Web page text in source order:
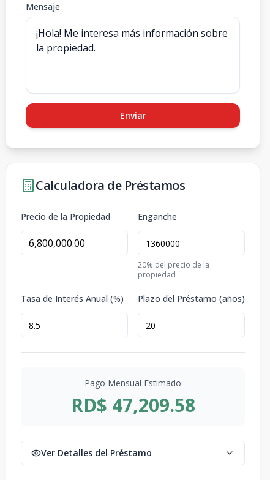
Mensaje
Enviar
Calculadora de Préstamos
Precio de la Propiedad Enganche
20% del precio de la
propiedad
Tasa de Interés Anual (%) Plazo del Préstamo (años)
Pago Mensual Estimado
RD$ 47,209.58
Ver Detalles del Préstamo